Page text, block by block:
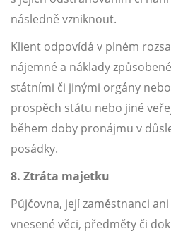
následně vzniknout.
Klient odpovídá v plném
nájemné a náklady
státními či jinými orgány
prospěch státu nebo jiné
během doby pronájmu v
posádky.
8. Ztráta majetku
Půjčovna, její zaměstnanci
vnesené věci, předměty či